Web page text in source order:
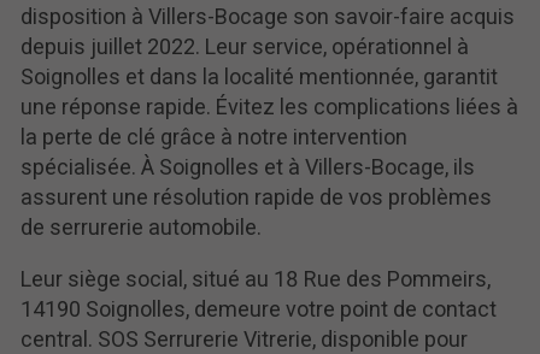
disposition à Villers-Bocage son savoir-faire acquis
depuis juillet 2022. Leur service, opérationnel à
Soignolles et dans la localité mentionnée, garantit
une réponse rapide. Évitez les complications liées à
la perte de clé grâce à notre intervention
spécialisée. À Soignolles et à Villers-Bocage, ils
assurent une résolution rapide de vos problèmes
de serrurerie automobile.
Leur siège social, situé au 18 Rue des Pommeirs,
14190 Soignolles, demeure votre point de contact
central. SOS Serrurerie Vitrerie, disponible pour